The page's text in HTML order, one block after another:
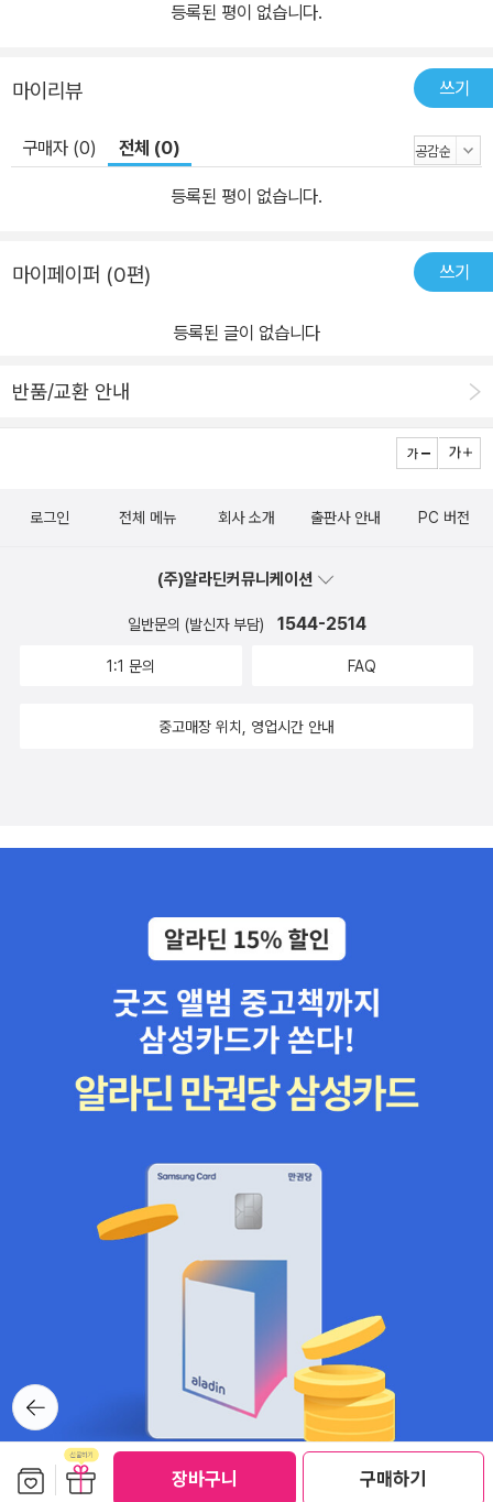
장바구니 구매하기
등록된 평이 없습니다.
마이리뷰 쓰기
구매자 (0) 전체 (0)
등록된 평이 없습니다.
마이페이퍼 (0편) 쓰기
등록된 글이 없습니다
반품/교환 안내
뒤로가
기
로그인 전체 메뉴 회사 소개 출판사 안내 PC 버전
(주)알라딘커뮤니케이션
일반문의 (발신자 부담) 1544-2514
1:1 문의 FAQ
중고매장 위치, 영업시간 안내